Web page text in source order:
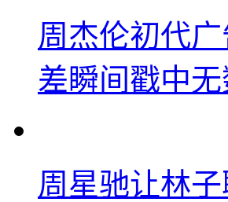
周杰伦初代
差瞬间戳中
周星驰让林